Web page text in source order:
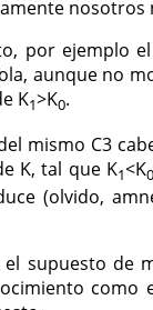
por ejemplo
aunque no
K1>K0.
mismo C3
K, tal que K1<K
(olvido,
el supuesto de
como